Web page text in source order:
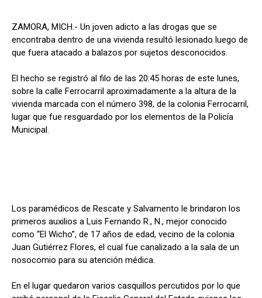
ZAMORA, MICH.- Un joven adicto a las drogas que se
encontraba dentro de una vivienda resultó lesionado luego de
que fuera atacado a balazos por sujetos desconocidos.
El hecho se registró al filo de las 20:45 horas de este lunes,
sobre la calle Ferrocarril aproximadamente a la altura de la
vivienda marcada con el número 398, de la colonia Ferrocarril,
lugar que fue resguardado por los elementos de la Policía
Municipal.
Los paramédicos de Rescate y Salvamento le brindaron los
primeros auxilios a Luis Fernando R., N., mejor conocido
como “El Wicho”, de 17 años de edad, vecino de la colonia
Juan Gutiérrez Flores, el cual fue canalizado a la sala de un
nosocomio para su atención médica.
En el lugar quedaron varios casquillos percutidos por lo que